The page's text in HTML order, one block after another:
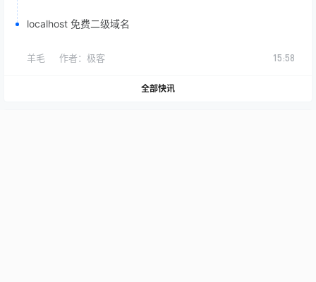
localhost 免费二级域名
羊毛 作者： 极客 15:58
全部快讯